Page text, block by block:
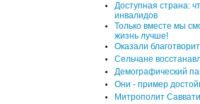
Доступная страна:
инвалидов
Только вместе мы
жизнь лучше!
Оказали
Сельчане
Демографический
Они - пример
Митрополит